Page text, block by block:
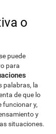
o
puede
para
palabras, la
de que lo
funcionar y,
y
situaciones.